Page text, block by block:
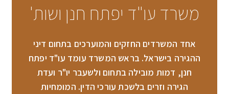
משרד עו"ד יפתח חנן ושות'
אחד המשרדים החזקים והמוערכים בתחום דיני
ההגירה בישראל. בראש המשרד עומד עו"ד יפתח
חנן, דמות מובילה בתחום ולשעבר יו"ר ועדת
הגירה וזרים בלשכת עורכי הדין. המומחיות